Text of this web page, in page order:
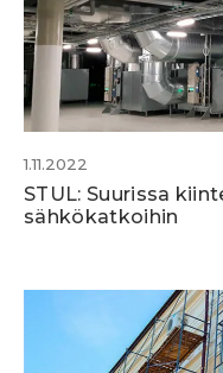
1.11.2022
STUL: Suurissa
sähkökatkoihin